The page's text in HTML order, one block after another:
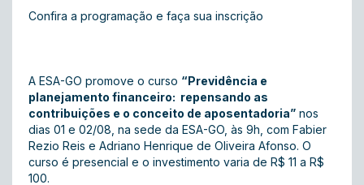
Confira a programação e faça sua inscrição
A ESA-GO promove o curso “Previdência e
planejamento financeiro: repensando as
contribuições e o conceito de aposentadoria” nos
dias 01 e 02/08, na sede da ESA-GO, às 9h, com Fabier
Rezio Reis e Adriano Henrique de Oliveira Afonso. O
curso é presencial e o investimento varia de R$ 11 a R$
100.